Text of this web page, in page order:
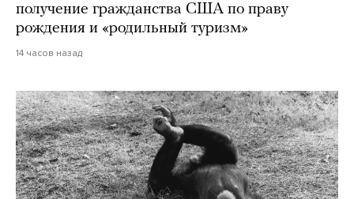
получение гражданства США по праву
рождения и «родильный туризм»
14 часов назад